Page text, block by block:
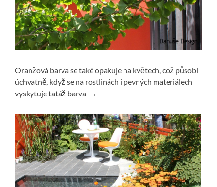
Oranžová barva se také opakuje na květech, což působí
úchvatně, když se na rostlinách i pevných materiálech
vyskytuje tatáž barva →